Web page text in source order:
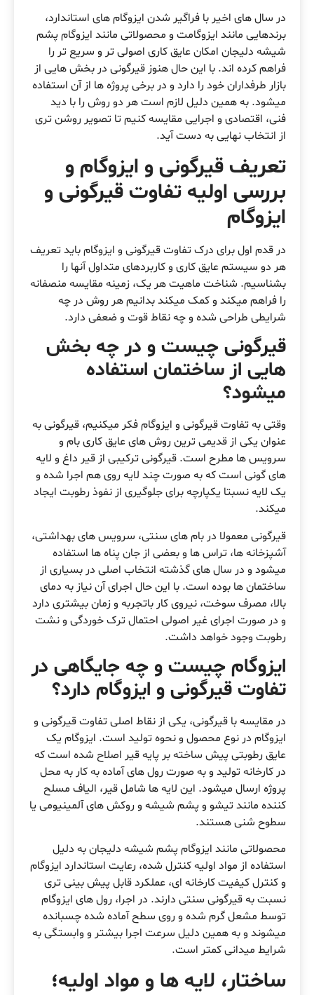
در سال های اخیر با فراگیر شدن ایزوگام های استاندارد،
برندهایی مانند ایزوگامت و محصولاتی مانند ایزوگام پشم
شیشه دلیجان امکان عایق کاری اصولی تر و سریع تر را
فراهم کرده اند. با این حال هنوز قیرگونی در بخش هایی از
بازار طرفداران خود را دارد و در برخی پروژه ها از آن استفاده
میشود. به همین دلیل لازم است هر دو روش را با دید
فنی، اقتصادی و اجرایی مقایسه کنیم تا تصویر روشن تری
از انتخاب نهایی به دست آید.
تعریف قیرگونی و ایزوگام و
بررسی اولیه تفاوت قیرگونی و
ایزوگام
در قدم اول برای درک تفاوت قیرگونی و ایزوگام باید تعریف
هر دو سیستم عایق کاری و کاربردهای متداول آنها را
بشناسیم. شناخت ماهیت هر یک، زمینه مقایسه منصفانه
را فراهم میکند و کمک میکند بدانیم هر روش در چه
شرایطی طراحی شده و چه نقاط قوت و ضعفی دارد.
قیرگونی چیست و در چه بخش
هایی از ساختمان استفاده
میشود؟
وقتی به تفاوت قیرگونی و ایزوگام فکر میکنیم، قیرگونی به
عنوان یکی از قدیمی ترین روش های عایق کاری بام و
سرویس ها مطرح است. قیرگونی ترکیبی از قیر داغ و لایه
های گونی است که به صورت چند لایه روی هم اجرا شده و
یک لایه نسبتا یکپارچه برای جلوگیری از نفوذ رطوبت ایجاد
میکند.
قیرگونی معمولا در بام های سنتی، سرویس های بهداشتی،
آشپزخانه ها، تراس ها و بعضی از جان پناه ها استفاده
میشود و در سال های گذشته انتخاب اصلی در بسیاری از
ساختمان ها بوده است. با این حال اجرای آن نیاز به دمای
بالا، مصرف سوخت، نیروی کار باتجربه و زمان بیشتری دارد
و در صورت اجرای غیر اصولی احتمال ترک خوردگی و نشت
رطوبت وجود خواهد داشت.
ایزوگام چیست و چه جایگاهی در
تفاوت قیرگونی و ایزوگام دارد؟
در مقایسه با قیرگونی، یکی از نقاط اصلی تفاوت قیرگونی و
ایزوگام در نوع محصول و نحوه تولید است. ایزوگام یک
عایق رطوبتی پیش ساخته بر پایه قیر اصلاح شده است که
در کارخانه تولید و به صورت رول های آماده به کار به محل
پروژه ارسال میشود. این لایه ها شامل قیر، الیاف مسلح
کننده مانند تیشو و پشم شیشه و روکش های آلمینیومی یا
سطوح شنی هستند.
محصولاتی مانند ایزوگام پشم شیشه دلیجان به دلیل
استفاده از مواد اولیه کنترل شده، رعایت استاندارد ایزوگام
و کنترل کیفیت کارخانه ای، عملکرد قابل پیش بینی تری
نسبت به قیرگونی سنتی دارند. در اجرا، رول های ایزوگام
توسط مشعل گرم شده و روی سطح آماده شده چسبانده
میشوند و به همین دلیل سرعت اجرا بیشتر و وابستگی به
شرایط میدانی کمتر است.
ساختار، لایه ها و مواد اولیه؛